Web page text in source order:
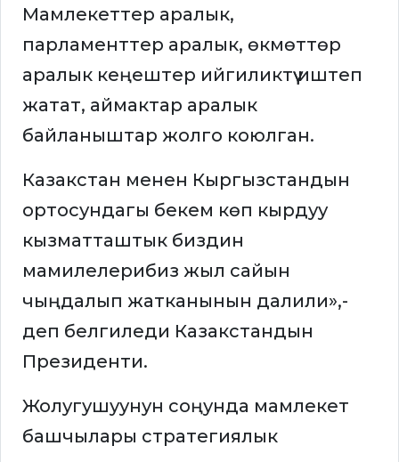
Мамлекеттер аралык,
парламенттер аралык, өкмөттөр
аралык кеңештер ийгиликтүү иштеп
жатат, аймактар аралык
байланыштар жолго коюлган.
Казакстан менен Кыргызстандын
ортосундагы бекем көп кырдуу
кызматташтык биздин
мамилелерибиз жыл сайын
чыңдалып жатканынын далили»,-
деп белгиледи Казакстандын
Президенти.
Жолугушуунун соңунда мамлекет
башчылары стратегиялык